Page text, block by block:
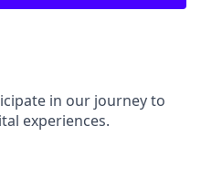
in our journey to
experiences.